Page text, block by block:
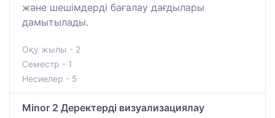
және шешімдерді бағалау дағдылары
дамытылады.
Оқу жылы - 2
Семестр - 1
Несиелер - 5
Minor 2 Деректерді визуализациялау